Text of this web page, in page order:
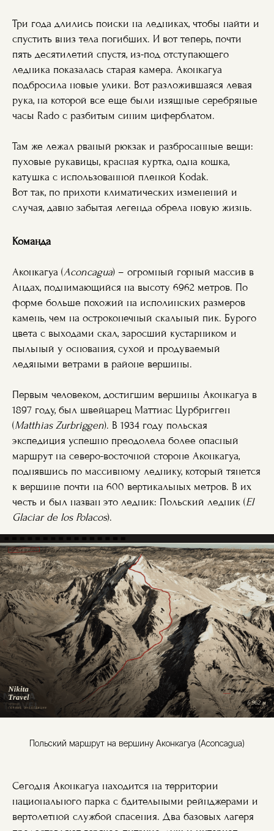
Три года длились поиски на ледниках, чтобы найти и
спустить вниз тела погибших. И вот теперь, почти
пять десятилетий спустя, из-под отступающего
ледника показалась старая камера. Аконкагуа
подбросила новые улики. Вот разложившаяся левая
рука, на которой все еще были изящные серебряные
часы Rado с разбитым синим циферблатом.
Там же лежал рваный рюкзак и разбросанные вещи:
пуховые рукавицы, красная куртка, одна кошка,
катушка с использованной пленкой Kodak.
Вот так, по прихоти климатических изменений и
случая, давно забытая легенда обрела новую жизнь.
Команда
Аконкагуа (Aconcagua) – огромный горный массив в
Андах, поднимающийся на высоту 6962 метров. По
форме больше похожий на исполинских размеров
камень, чем на остроконечный скальный пик. Бурого
цвета с выходами скал, заросший кустарником и
пыльный у основания, сухой и продуваемый
ледяными ветрами в районе вершины.
Первым человеком, достигшим вершины Аконкагуа в
1897 году, был швейцарец Маттиас Цурбригген
(Matthias Zurbriggen). В 1934 году польская
экспедиция успешно преодолела более опасный
маршрут на северо-восточной стороне Аконкагуа,
поднявшись по массивному леднику, который тянется
к вершине почти на 600 вертикальных метров. В их
честь и был назван это ледник: Польский ледник (El
Glaciar de los Polacos).
Польский маршрут на вершину Аконкагуа (Aconcagua)
Сегодня Аконкагуа находится на территории
национального парка с бдительными рейнджерами и
вертолетной службой спасения. Два базовых лагеря